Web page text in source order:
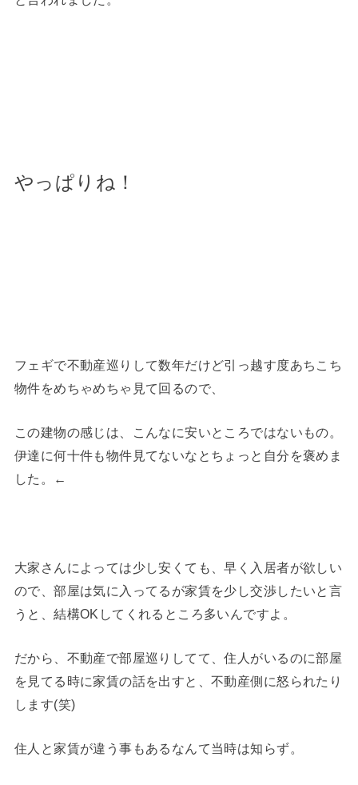
やっぱりね！
フェギで不動産巡りして数年だけど引っ越す度あちこち
物件をめちゃめちゃ見て回るので、
この建物の感じは、こんなに安いところではないもの。
伊達に何十件も物件見てないなとちょっと自分を褒めま
した。←
大家さんによっては少し安くても、早く入居者が欲しい
ので、部屋は気に入ってるが家賃を少し交渉したいと言
うと、結構OKしてくれるところ多いんですよ。
だから、不動産で部屋巡りしてて、住人がいるのに部屋
を見てる時に家賃の話を出すと、不動産側に怒られたり
します(笑)
住人と家賃が違う事もあるなんて当時は知らず。